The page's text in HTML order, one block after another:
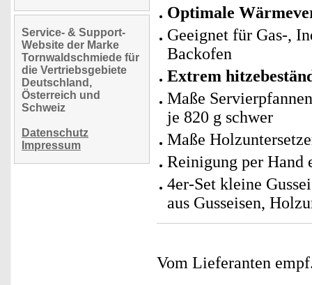
Service- & Support-
Website der Marke
Tornwaldschmiede für
die Vertriebsgebiete
Deutschland,
Österreich und
Schweiz
Datenschutz
Impressum
Optimale
Geeignet für Gas-,
Backofen
Extrem
Maße
je 820 g schwer
Maße
Reinigung per Hand
4er-Set kleine
aus Gusseisen,
Vom Lieferanten